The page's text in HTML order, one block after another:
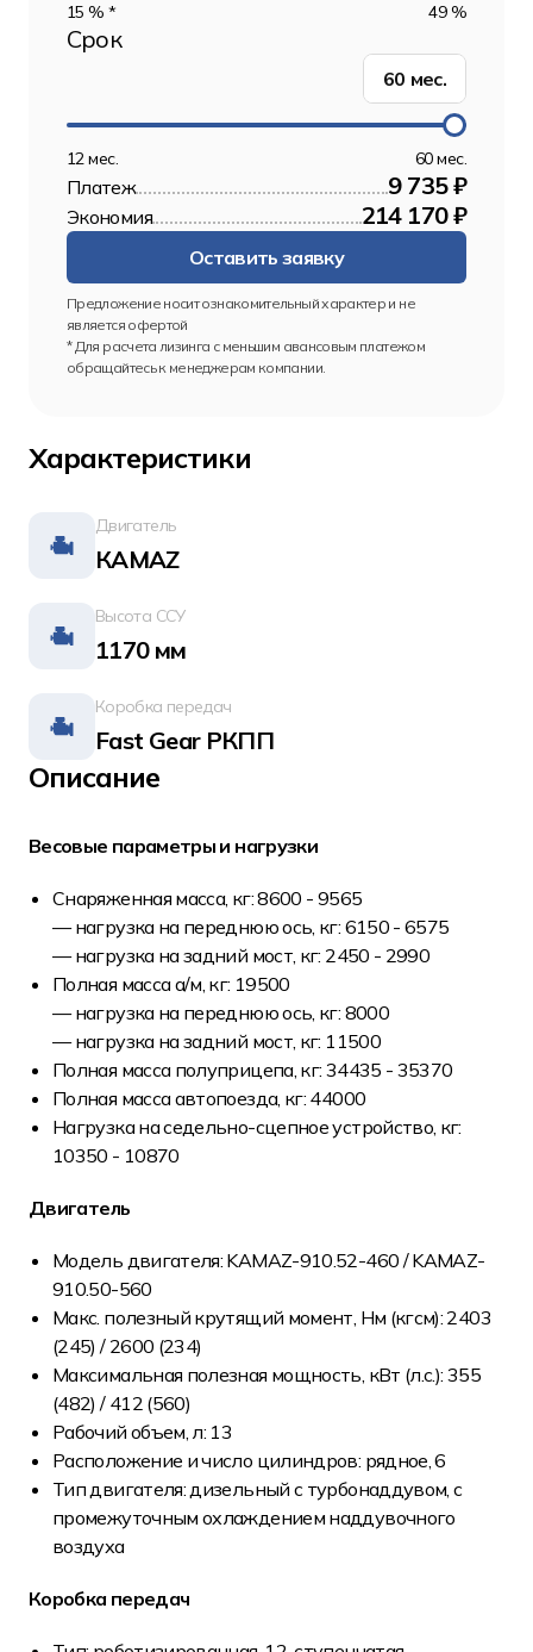
15 % * 49 %
Срок
60 мес.
12 мес. 60 мес.
Платеж 9 735 ₽
Экономия 214 170 ₽
Оставить заявку
Предложение носит ознакомительный характер и не
является офертой
* Для расчета лизинга с меньшим авансовым платежом
обращайтесь к менеджерам компании.
Характеристики
Двигатель
КАМАZ
Высота ССУ
1170 мм
Коробка передач
Fast Gear РКПП
Описание
Весовые параметры и нагрузки
Снаряженная масса, кг: 8600 - 9565
— нагрузка на переднюю ось, кг: 6150 - 6575
— нагрузка на задний мост, кг: 2450 - 2990
Полная масса а/м, кг: 19500
— нагрузка на переднюю ось, кг: 8000
— нагрузка на задний мост, кг: 11500
Полная масса полуприцепа, кг: 34435 - 35370
Полная масса автопоезда, кг: 44000
Нагрузка на седельно-сцепное устройство, кг:
10350 - 10870
Двигатель
Модель двигателя: KAMAZ-910.52-460 / KAMAZ-
910.50-560
Макс. полезный крутящий момент, Нм (кгсм): 2403
(245) / 2600 (234)
Максимальная полезная мощность, кВт (л.с.): 355
(482) / 412 (560)
Рабочий объем, л: 13
Расположение и число цилиндров: рядное, 6
Тип двигателя: дизельный с турбонаддувом, с
промежуточным охлаждением наддувочного
воздуха
Коробка передач